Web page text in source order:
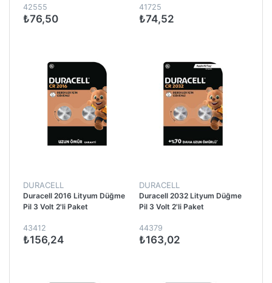
42555
₺76,50
41725
₺74,52
DURACELL
Duracell 2016 Lityum Düğme
Pil 3 Volt 2'li Paket
43412
₺156,24
DURACELL
Duracell 2032 Lityum Düğme
Pil 3 Volt 2'li Paket
44379
₺163,02